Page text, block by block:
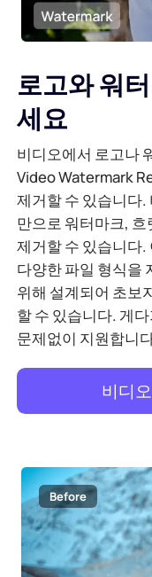
AI 이미지 확장기
Shopify의 이미지
이미지 브라이트너
PDF를 PPT로 온라
JPG를 PDF로 온라
PDF를 JPG로
WORD를 JPG로
로고와 워
세요
비디오에서 로고나
Video Watermark
제거할 수 있습니다.
만으로 워터마크, 흐
제거할 수 있습니다.
다양한 파일 형식을
위해 설계되어 초보
할 수 있습니다. 게
문제없이 지원합니
비디
Before